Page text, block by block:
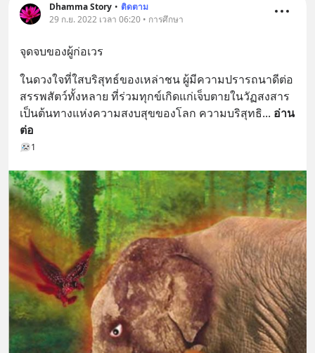
Dhamma Story • ติดตาม
29 ก.ย. 2022 เวลา 06:20 • การศึกษา
จุดจบของผู้ก่อเวร
ในดวงใจที่ใสบริสุทธ์ของเหล่าชน ผู้มีความปรารถนาดีต่อ
สรรพสัตว์ทั้งหลาย ที่ร่วมทุกข์เกิดแก่เจ็บตายในวัฏสงสาร
เป็นต้นทางแห่งความสงบสุขของโลก ความบริสุทธิ... อ่าน
ต่อ
1